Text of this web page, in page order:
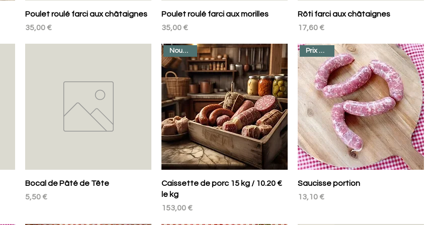
Poulet roulé farci aux châtaignes
Prix
35,00 €
Poulet roulé farci aux morilles
Prix
35,00 €
Rôti farci aux châtaignes
Prix
17,60 €
Bocal de Pâté de Tête
Prix
5,50 €
Nouveau !
Caissette de porc 15 kg / 10.20 €
le kg
Prix
153,00 €
Prix au kilo
Saucisse portion
Prix
13,10 €